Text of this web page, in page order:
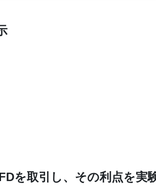
配当金を支払い続けると信頼しているた
た場合、配当金がお客様から差し引かれ
保有している場合と同じように、CFD
を取引し、その利点を実